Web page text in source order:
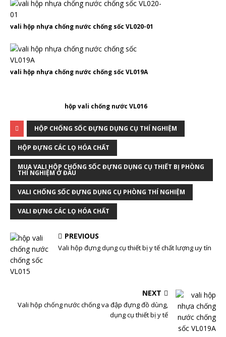
vali hộp nhựa chống nước chống sốc VL020-01
vali hộp nhựa chống nước chống sốc VL019A
hộp vali chống nước VL016
HỘP CHỐNG SỐC ĐỰNG DỤNG CỤ THÍ NGHIỆM
HỘP ĐỰNG CÁC LỌ HÓA CHẤT
MUA VALI HỘP CHỐNG SỐC ĐỰNG DỤNG CỤ THIẾT BỊ PHÒNG
THÍ NGHIỆM Ở ĐÂU
VALI CHỐNG SỐC ĐỰNG DỤNG CỤ PHÒNG THÍ NGHIỆM
VALI ĐỰNG CÁC LỌ HÓA CHẤT
PREVIOUS
Vali hộp đựng dụng cụ thiết bị y tế chất lượng uy tín
NEXT
Vali hộp chống nước chống va đập đựng đồ dùng,
dụng cụ thiết bị y tế